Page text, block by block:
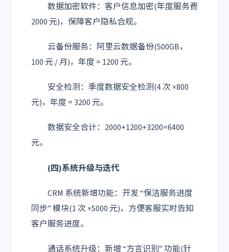
数据加密软件：客户信息加密(年度服务费
2000 元)，保障客户隐私合规。
云备份服务：阿里云数据备份(500GB，
100 元 / 月)，年度 = 1200 元。
安全检测：季度数据安全检测(4 次 ×800
元)，年度 = 3200 元。
数据安全合计：2000+1200+3200=6400
元。
(四)系统升级与迭代
CRM 系统新增功能：开发 “保洁服务进度
同步” 模块(1 次 ×5000 元)，方便客服实时告知
客户服务进度。
通话系统升级：新增 “方言识别” 功能(针